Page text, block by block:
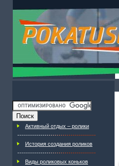
Активный отдых – ролики
История создания роликов
Виды роликовых коньков